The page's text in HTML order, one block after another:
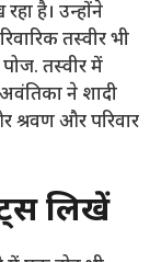
है। उन्होंने
तस्वीर भी
तस्वीर में
ने शादी
श्रवण और परिवार
लिखें